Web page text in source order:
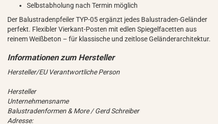
Selbstabholung nach Termin möglich
Der Balustradenpfeiler TYP-05 ergänzt jedes Balustraden-Geländer
perfekt. Flexibler Vierkant-Posten mit edlen Spiegelfacetten aus
reinem Weißbeton – für klassische und zeitlose Geländerarchitektur.
Hersteller/EU Verantwortliche Person
Hersteller
Unternehmensname
Balustradenformen & More / Gerd Schreiber
Adresse: